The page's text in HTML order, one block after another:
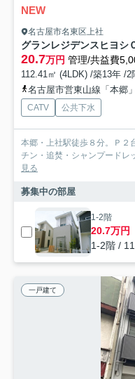
NEW
名古屋市名東区上社
グランレジデンスヒヨシ
20.7万円 管理/共益費
112.41㎡ (4LDK) /築13年 /2
名古屋市営東山線「本郷
CATV 公共下水
本郷・上社駅徒歩８分。Ｐ２
チン・追焚・シャンプードレ
見る
募集中の部屋
1-2階
20.7万円
1-2階 /
一戸建て